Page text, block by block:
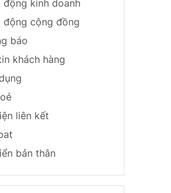
động kinh doanh
động cộng đồng
báo
khách hàng
liên kết
bản thân